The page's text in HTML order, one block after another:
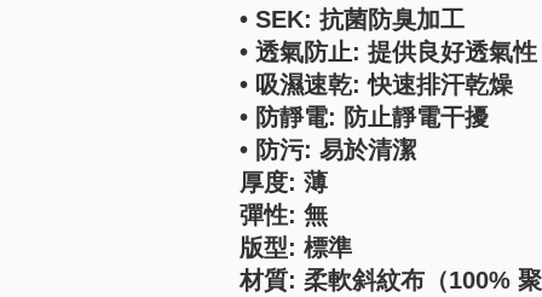
• SEK: 抗菌防臭加工
• 透氣防止: 提供良好透氣性
• 吸濕速乾: 快速排汗乾燥
• 防靜電: 防止靜電干擾
• 防污: 易於清潔
厚度: 薄
彈性: 無
版型: 標準
材質: 柔軟斜紋布（100% 聚